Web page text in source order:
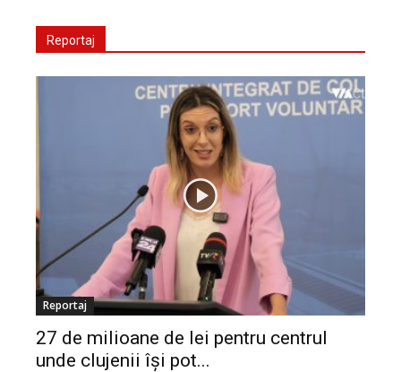
Reportaj
Reportaj
27 de milioane de lei pentru centrul
unde clujenii își pot...